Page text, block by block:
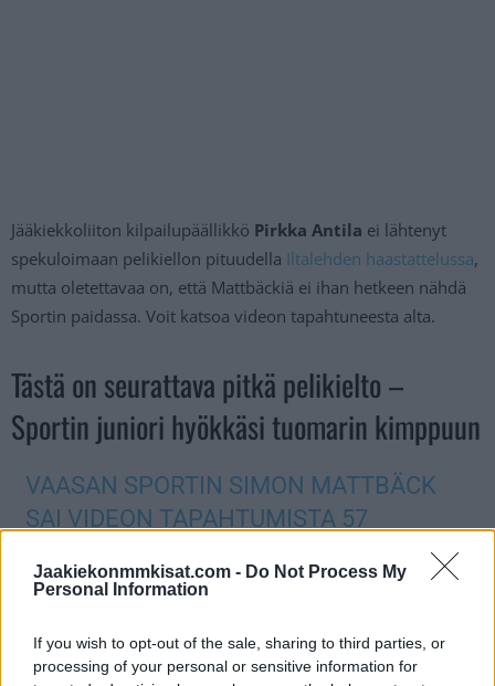
Jaakiekonmmkisat.com - Do Not Process My
Personal Information
If you wish to opt-out of the sale, sharing to third parties, or
processing of your personal or sensitive information for
Jääkiekkoliiton kilpailupäällikkö Pirkka Antila ei lähtenyt
spekuloimaan pelikiellon pituudella Iltalehden haastattelussa,
mutta oletettavaa on, että Mattbäckiä ei ihan hetkeen nähdä
Sportin paidassa. Voit katsoa videon tapahtuneesta alta.
Tästä on seurattava pitkä pelikielto –
Sportin juniori hyökkäsi tuomarin kimppuun
VAASAN SPORTIN SIMON MATTBÄCK
SAI VIDEON TAPAHTUMISTA 57
SUOMISARJAN KARSINTAOTTELUSSA S-
PIC.TWITTER.COM/BK5VKR9NHZ